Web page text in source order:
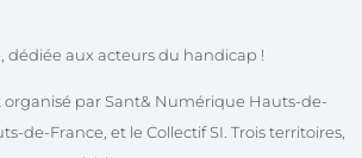
aux acteurs du handicap !
par Sant& Numérique Hauts-de-
de-France, et le Collectif SI. Trois territoires,